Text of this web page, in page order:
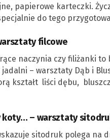
papierowe karteczki.
do tego
filcowe
naczynia czy filiżanki
– warsztaty Dąb i
kształt liści dębu,
koty… – warsztaty
sitodruk polega na